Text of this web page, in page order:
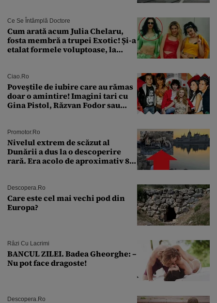
Ce Se Întâmplă Doctore
Cum arată acum Julia Chelaru,
fosta membră a trupei Exotic! Și-a
etalat formele voluptoase, la
Ciao.ro
Poveştile de iubire care au rămas
doar o amintire! Imagini tari cu
Gina Pistol, Răzvan Fodor sau
Promotor.ro
Nivelul extrem de scăzut al
Dunării a dus la o descoperire
rară. Era acolo de aproximativ 80
Descopera.ro
Care este cel mai vechi pod din
Europa?
Râzi Cu Lacrimi
BANCUL ZILEI. Badea Gheorghe: –
Nu pot face dragoste!
Descopera.ro